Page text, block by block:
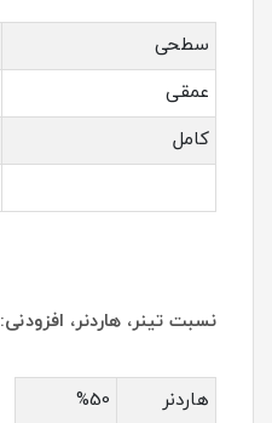
سطحی
عمقی
کامل
نسبت تینر، هاردنر، افزودنی:
هاردنر
%50